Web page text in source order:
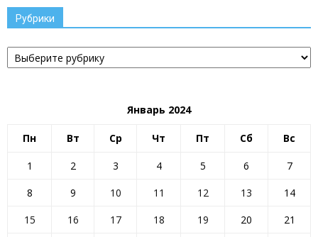
Рубрики
Рубрики
Январь 2024
Пн Вт Ср Чт Пт Сб Вс
1 2 3 4 5 6
7
8
9 10 11 12 13
14
15
16 17 18 19 20
21